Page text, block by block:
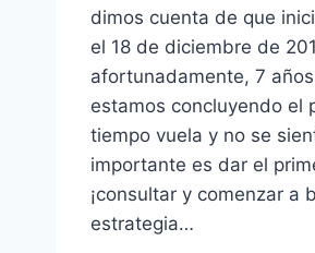
dimos cuenta de que
el 18 de diciembre de
afortunadamente, 7
estamos concluyendo el
tiempo vuela y no se
importante es dar el
¡consultar y comenzar a
estrategia…